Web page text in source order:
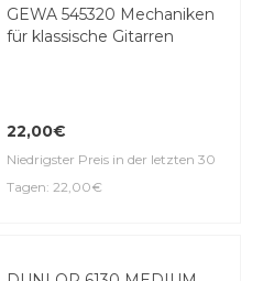
GEWA 545320 Mechaniken